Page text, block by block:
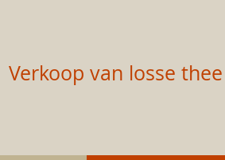
Verkoop van losse